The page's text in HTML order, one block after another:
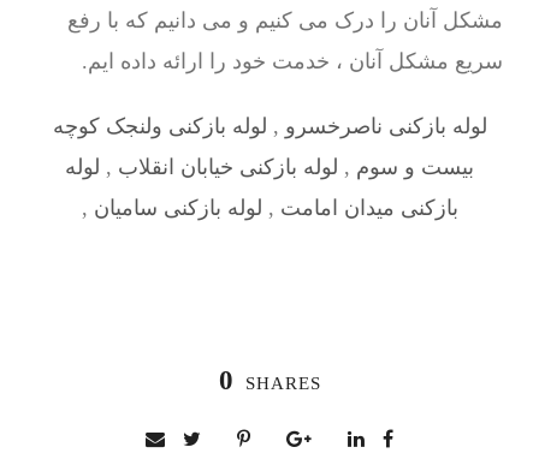
مشکل آنان را درک می کنیم و می دانیم که با رفع
سریع مشکل آنان ، خدمت خود را ارائه داده ایم.
لوله بازکنی ناصرخسرو , لوله بازکنی ولنجک کوچه
بیست و سوم , لوله بازکنی خیابان انقلاب , لوله
بازکنی میدان امامت , لوله بازکنی سامیان ,
0 SHARES